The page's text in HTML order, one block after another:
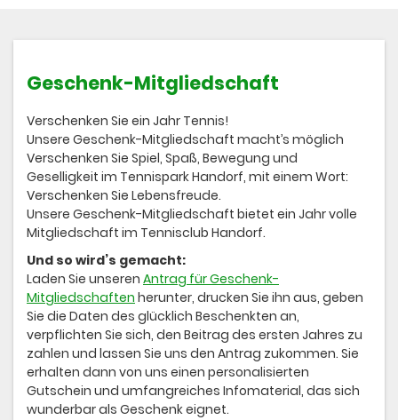
Geschenk-Mitgliedschaft
Verschenken Sie ein Jahr Tennis!
Unsere Geschenk-Mitgliedschaft macht’s möglich
Verschenken Sie Spiel, Spaß, Bewegung und
Geselligkeit im Tennispark Handorf, mit einem Wort:
Verschenken Sie Lebensfreude.
Unsere Geschenk-Mitgliedschaft bietet ein Jahr volle
Mitgliedschaft im Tennisclub Handorf.
Und so wird’s gemacht:
Laden Sie unseren Antrag für Geschenk-
Mitgliedschaften herunter, drucken Sie ihn aus, geben
Sie die Daten des glücklich Beschenkten an,
verpflichten Sie sich, den Beitrag des ersten Jahres zu
zahlen und lassen Sie uns den Antrag zukommen. Sie
erhalten dann von uns einen personalisierten
Gutschein und umfangreiches Infomaterial, das sich
wunderbar als Geschenk eignet.